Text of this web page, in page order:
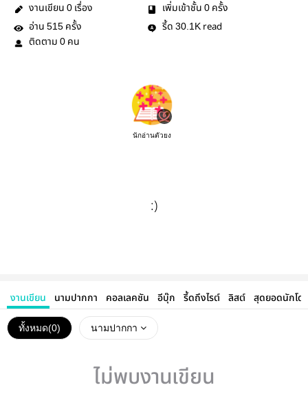
งานเขียน 0 เรื่อง เพิ่มเข้าชั้น 0 ครั้ง
อ่าน 515 ครั้ง รี้ด 30.1K read
ติดตาม 0 คน
นักอ่านตัวยง
:)
งานเขียน นามปากกา คอลเลคชัน อีบุ๊ก รี้ดถึงไรต์ ลิสต์ สุดยอดนักโด
ทั้งหมด(0) นามปากกา
ไม่พบงานเขียน